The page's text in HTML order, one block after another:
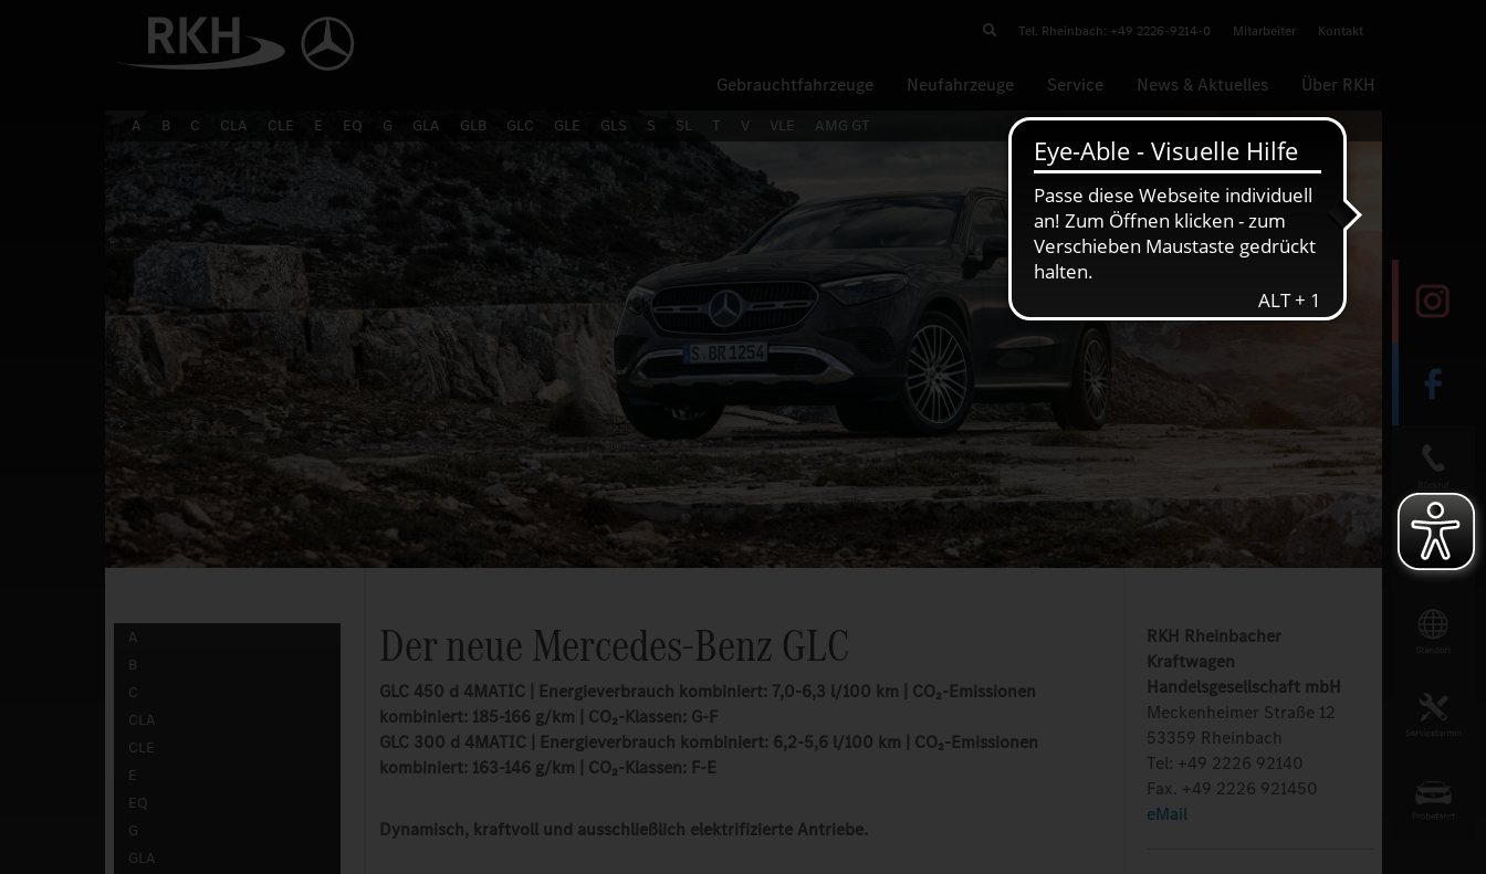
Tel. Rheinbach: +49 2226-9214-0 Mitarbeiter Kontakt
Gebrauchtfahrzeuge Neufahrzeuge Service News & Aktuelles Über RKH
A B C CLA CLE E EQ G GLA GLB GLC GLE GLS S SL T V VLE AMG GT
A
B
C
CLA
CLE
E
EQ
G
GLA
Der neue Mercedes-Benz GLC
GLC 450 d 4MATIC | Energieverbrauch kombiniert: 7,0-6,3 l/100 km | CO₂-Emissionen
kombiniert: 185-166 g/km | CO₂-Klassen: G-F
GLC 300 d 4MATIC | Energieverbrauch kombiniert: 6,2-5,6 l/100 km | CO₂-Emissionen
kombiniert: 163-146 g/km | CO₂-Klassen: F-E
Dynamisch, kraftvoll und ausschließlich elektrifizierte Antriebe.
RKH Rheinbacher
Kraftwagen
Handelsgesellschaft mbH
Meckenheimer Straße 12
53359 Rheinbach
Tel: +49 2226 92140
Fax. +49 2226 921450
eMail